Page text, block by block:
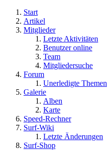
Start
Artikel
Mitglieder
Letzte Aktivitäten
Benutzer online
Team
Mitgliedersuche
Forum
Unerledigte Themen
Galerie
Alben
Karte
Speed-Rechner
Surf-Wiki
Letzte Änderungen
Surf-Shop